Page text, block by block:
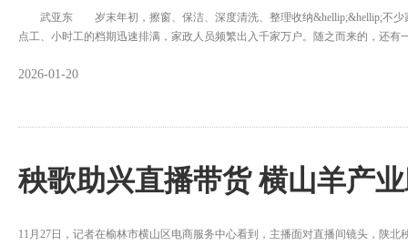
武亚东 岁末年初，擦窗、保洁、深度清洗、整理收纳&hellip;&hellip;不少
点工、小时工的档期迅速排满，家政人员频繁出入千家万户。随之而来的，还有
2026-01-20
秧歌助兴直播带货 横山羊产
11月27日，记者在榆林市横山区电商服务中心看到，主播面对直播间镜头，陕